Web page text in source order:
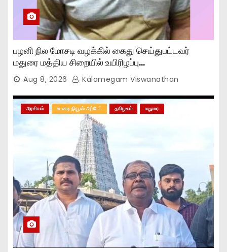
பழனி நில மோசடி வழக்கில் கைது செய்துபட்டவர்
மதுரை மத்திய சிறையில் உயிரிழப்பு…
Aug 8, 2026 Kalamegam Viswanathan
அரசியல் உடனடி நியூஸ் அப்டேட் தமிழகம் மதுரை